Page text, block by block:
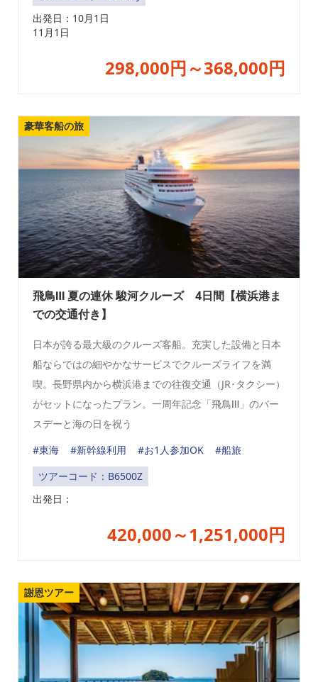
出発日： 10月1日
11月1日
298,000円～368,000円
豪華客船の旅
飛鳥Ⅲ 夏の連休 駿河クルーズ 4日間【横浜港ま
での交通付き】
日本が誇る最大級のクルーズ客船。充実した設備と日本
船ならではの細やかなサービスでクルーズライフを満
喫。長野県内から横浜港までの往復交通（JR･タクシー）
がセットになったプラン。一周年記念「飛鳥Ⅲ」のバー
スデーと海の日を祝う
#東海
#新幹線利用 #お1人参加OK
#船旅
ツアーコード：B6500Z
出発日：
420,000～1,251,000円
謝恩ツアー